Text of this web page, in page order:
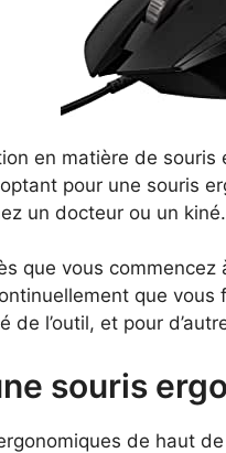
en matière de
pour une souris
un docteur ou un kiné.
vous commencez
que
l’outil, et pour
souris
de haut